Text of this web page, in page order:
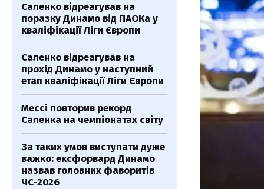
Саленко відреагував на
поразку Динамо від ПАОКа у
кваліфікації Ліги Європи
Саленко відреагував на
прохід Динамо у наступний
етап кваліфікації Ліги Європи
Мессі повторив рекорд
Саленка на чемпіонатах світу
За таких умов виступати дуже
важко: ексфорвард Динамо
назвав головних фаворитів
ЧС-2026